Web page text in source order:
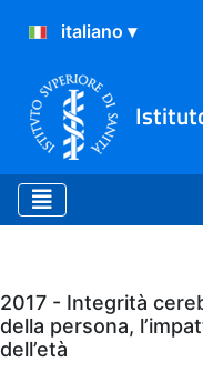
Eventi
2017 - Integrità
della persona,
dell’età